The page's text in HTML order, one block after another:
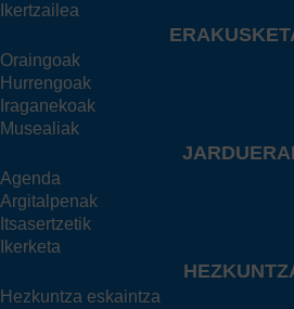
Ikertzailea
Oraingoak
Hurrengoak
Iraganekoak
Musealiak
Agenda
Argitalpenak
Itsasertzetik
Ikerketa
Hezkuntza eskaintza